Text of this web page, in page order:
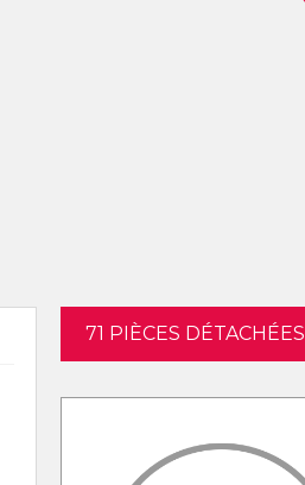
71 PIÈCES DÉTACHÉES